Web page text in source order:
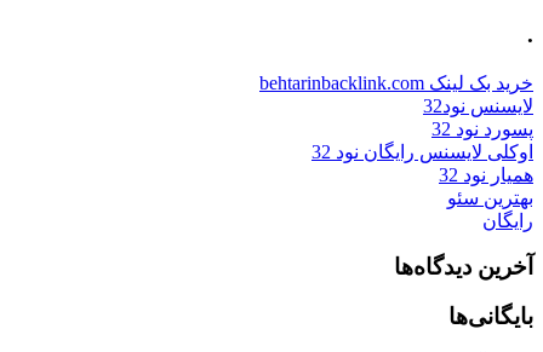
.
خرید بک لینک behtarinbacklink.com
لایسنس نود32
پسورد نود 32
اوکلی لایسنس رایگان نود 32
همیار نود 32
بهترین سئو
رایگان
آخرین دیدگاه‌ها
بایگانی‌ها